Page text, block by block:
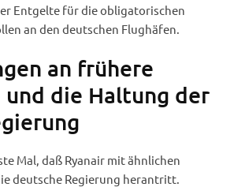
Entgelte für die obligatorischen
an den deutschen Flughäfen.
an frühere
die Haltung der
Mal, daß Ryanair mit ähnlichen
deutsche Regierung herantritt.